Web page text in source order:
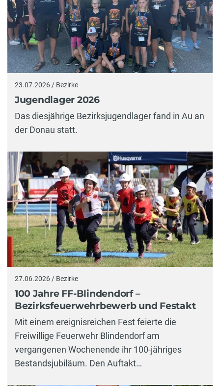
23.07.2026 / Bezirke
Jugendlager 2026
Das diesjährige Bezirksjugendlager fand in Au an
der Donau statt.
27.06.2026 / Bezirke
100 Jahre FF-Blindendorf –
Bezirksfeuerwehrbewerb und Festakt
Mit einem ereignisreichen Fest feierte die
Freiwillige Feuerwehr Blindendorf am
vergangenen Wochenende ihr 100-jähriges
Bestandsjubiläum. Den Auftakt…